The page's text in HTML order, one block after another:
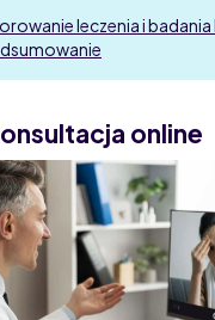
leczenia i
online